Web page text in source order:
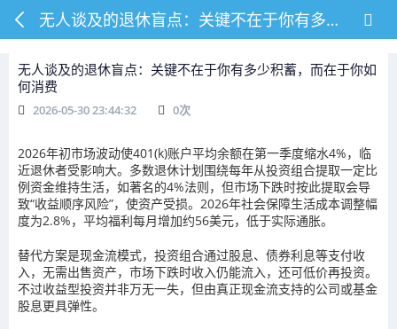
无人谈及的退休盲点：关键不在于你有多少积蓄，而在于你如何消费
无人谈及的退休盲点：关键不在于你有多少积蓄，而在于你如
何消费
2026-05-30 23:44:32 0次
2026年初市场波动使401(k)账户平均余额在第一季度缩水4%，临
近退休者受影响大。多数退休计划围绕每年从投资组合提取一定比
例资金维持生活，如著名的4%法则，但市场下跌时按此提取会导
致“收益顺序风险”，使资产受损。2026年社会保障生活成本调整幅
度为2.8%，平均福利每月增加约56美元，低于实际通胀。
替代方案是现金流模式，投资组合通过股息、债券利息等支付收
入，无需出售资产，市场下跌时收入仍能流入，还可低价再投资。
不过收益型投资并非万无一失，但由真正现金流支持的公司或基金
股息更具弹性。